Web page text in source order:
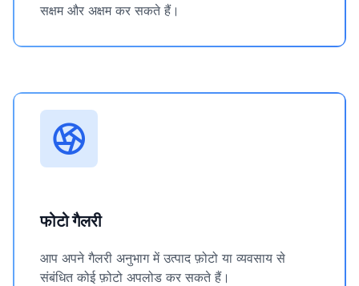
सक्षम और अक्षम कर सकते हैं।
फोटो गैलरी
आप अपने गैलरी अनुभाग में उत्पाद फ़ोटो या व्यवसाय से
संबंधित कोई फ़ोटो अपलोड कर सकते हैं।